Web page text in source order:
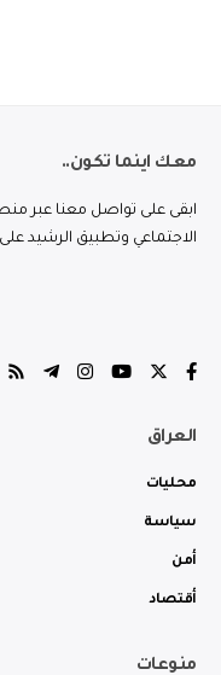
معك اينما تكون..
ابقى على تواصل معنا عبر
الاجتماعي وتطبيق الرشيد
العراق
محليات
سياسة
أمن
أقتصاد
منوعات